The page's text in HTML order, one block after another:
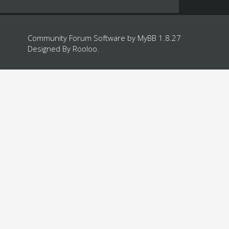
Community Forum Software by MyBB 1.8.27
Designed By Rooloo.